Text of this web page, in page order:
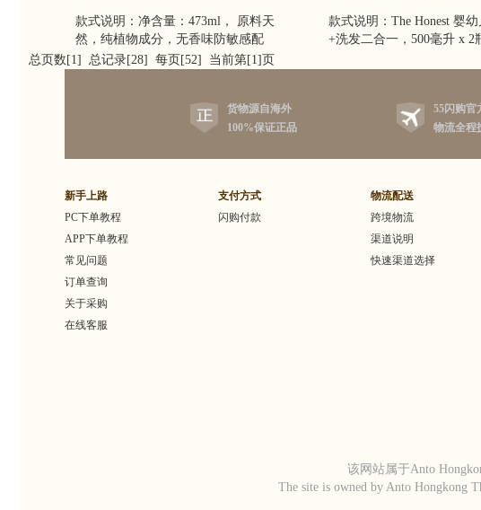
款式说明：净含量：473ml， 原料天
然，纯植物成分，无香味防敏感配
方，特别温和，不刺激宝宝眼睛和面
不含下列有害物质：防腐剂、硫酸
盐、塑化剂、有毒成份、矿物油、石
款式说明：The Honest 婴
+洗发二合一，500毫升 x 2
香，加上特殊的无泪配方，
宝娇嫩的肌肤，适用于各种
总页数[1] 总记录[28] 每页[52] 当前第[1]页
货物源自海外
100%保证正品
55闪购官
物流全程
新手上路
PC下单教程
APP下单教程
常见问题
订单查询
关于采购
在线客服
支付方式
闪购付款
物流配送
跨境物流
渠道说明
快速渠道选择
该网站属于Anto
The site is owned by Anto Hongkong